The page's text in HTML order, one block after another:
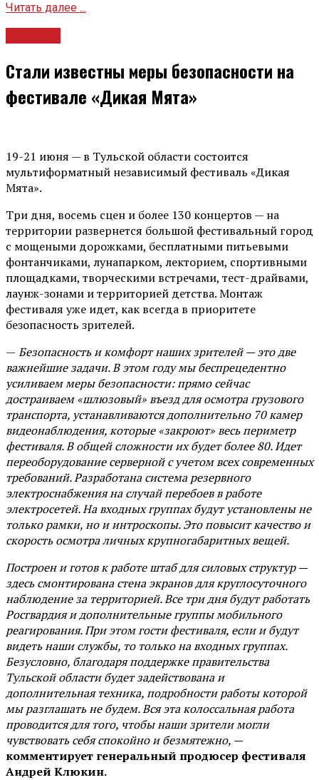
Читать далее ...
Стали известны меры безопасности на
фестивале «Дикая Мята»
19-21 июня — в Тульской области состоится
мультиформатный независимый фестиваль «Дикая
Мята».
Три дня, восемь сцен и более 130 концертов — на
территории развернется большой фестивальный город
с мощеными дорожками, бесплатными питьевыми
фонтанчиками, лунапарком, лекторием, спортивными
площадками, творческими встречами, тест-драйвами,
лаунж-зонами и территорией детства. Монтаж
фестиваля уже идет, как всегда в приоритете
безопасность зрителей.
— Безопасность и комфорт наших зрителей — это две
важнейшие задачи. В этом году мы беспрецедентно
усиливаем меры безопасности: прямо сейчас
достраиваем «шлюзовый» въезд для осмотра грузового
транспорта, устанавливаются дополнительно 70 камер
видеонаблюдения, которые «закроют» весь периметр
фестиваля. В общей сложности их будет более 80. Идет
переоборудование серверной с учетом всех современных
требований. Разработана система резервного
электроснабжения на случай перебоев в работе
электросетей. На входных группах будут установлены не
только рамки, но и интроскопы. Это повысит качество и
скорость осмотра личных крупногабаритных вещей.
Построен и готов к работе штаб для силовых структур —
здесь смонтирована стена экранов для круглосуточного
наблюдение за территорией. Все три дня будут работать
Росгвардия и дополнительные группы мобильного
реагирования. При этом гости фестиваля, если и будут
видеть наши службы, то только на входных группах.
Безусловно, благодаря поддержке правительства
Тульской области будет задействована и
дополнительная техника, подробности работы которой
мы разглашать не будем. Вся эта колоссальная работа
проводится для того, чтобы наши зрители могли
чувствовать себя спокойно и безмятежно, —
комментирует генеральный продюсер фестиваля
Андрей Клюкин.